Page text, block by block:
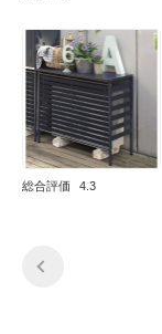
総合評価 4.3